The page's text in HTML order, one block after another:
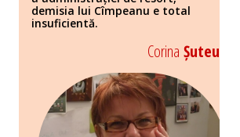
demisia lui Cîmpeanu e total
insuficientă.
Corina Șuteu